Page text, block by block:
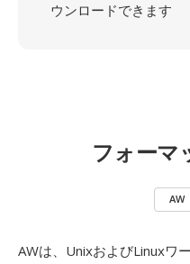
ウンロードできます
フォーマ
AW
AWは、UnixおよびLinuxワ